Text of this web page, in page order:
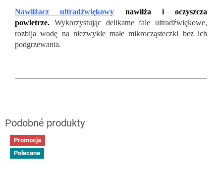
Nawilżacz ultradźwiękowy
nawilża i oczyszcza
powietrze. Wykorzystując delikatne fale ultradźwiękowe,
rozbija wodę na niezwykle małe mikrocząsteczki bez ich
podgrzewania.
Promocja
Polecane